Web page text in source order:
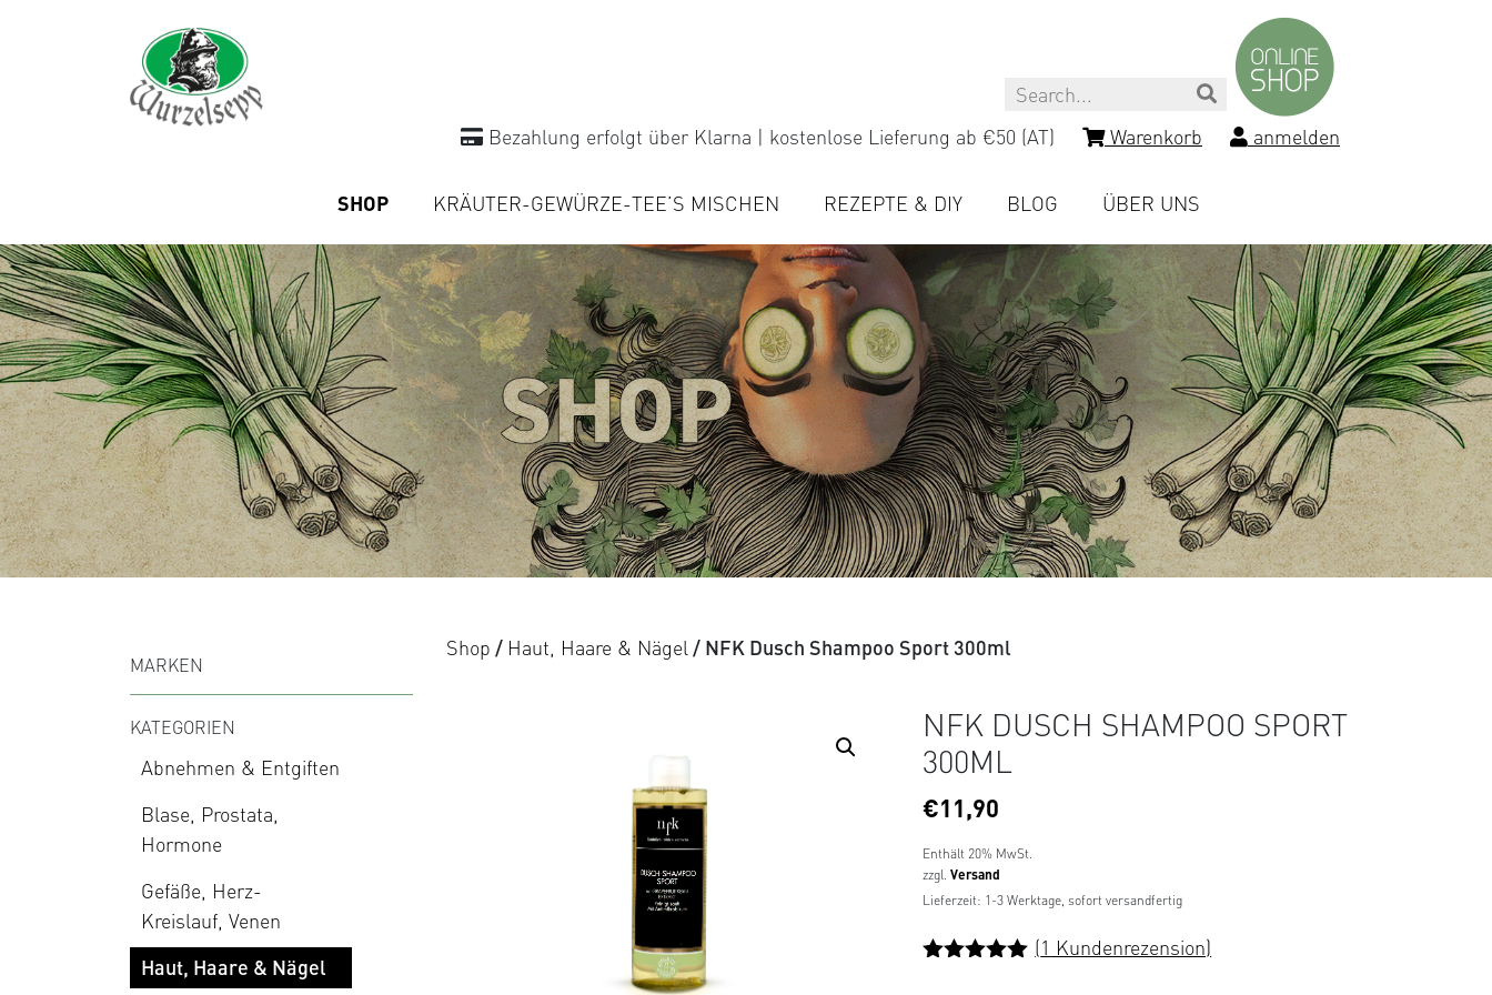
Search
Bezahlung erfolgt über Klarna | kostenlose Lieferung ab €50 (AT)
Warenkorb anmelden
SHOP KRÄUTER-GEWÜRZE-TEE’S MISCHEN REZEPTE & DIY BLOG ÜBER UNS
MARKEN
KATEGORIEN
Abnehmen & Entgiften
Blase, Prostata,
Hormone
Gefäße, Herz-
Kreislauf, Venen
Haut, Haare & Nägel
Shop / Haut, Haare & Nägel / NFK Dusch Shampoo Sport 300ml
NFK DUSCH SHAMPOO SPORT
300ML
€11,90
Enthält 20% MwSt.
zzgl. Versand
Lieferzeit: 1-3 Werktage, sofort versandfertig
(1 Kundenrezension)